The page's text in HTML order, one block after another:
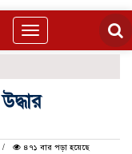
Toggle
navigation
৪৭১ বার পড়া হয়েছে